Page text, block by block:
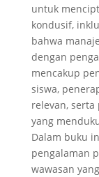
untuk
kondusif,
bahwa
dengan
mencakup
siswa,
relevan,
yang
Dalam buku
pengalaman
wawasan